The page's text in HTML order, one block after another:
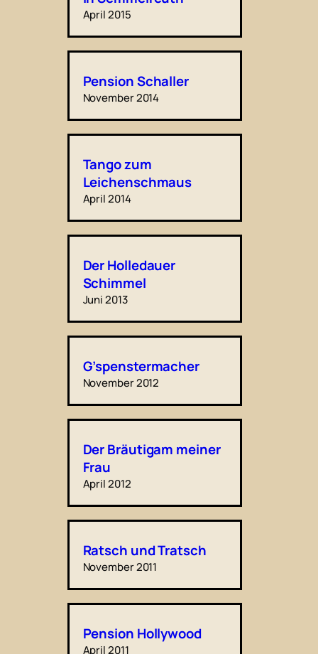
April 2015
Pension Schaller
November 2014
Tango zum
Leichenschmaus
April 2014
Der Holledauer
Schimmel
Juni 2013
G’spenstermacher
November 2012
Der Bräutigam meiner
Frau
April 2012
Ratsch und Tratsch
November 2011
Pension Hollywood
April 2011